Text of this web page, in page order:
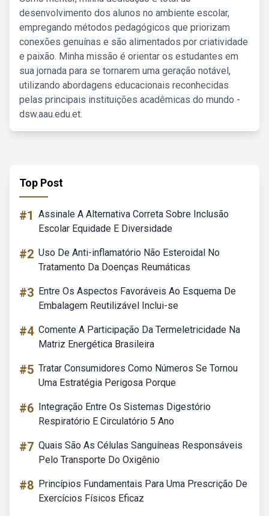
desenvolvimento dos alunos no ambiente escolar,
empregando métodos pedagógicos que priorizam
conexões genuínas e são alimentados por criatividade
e paixão. Minha missão é orientar os estudantes em
sua jornada para se tornarem uma geração notável,
utilizando abordagens educacionais reconhecidas
pelas principais instituições acadêmicas do mundo -
dsw.aau.edu.et.
Top Post
#1 Assinale A Alternativa Correta Sobre Inclusão
Escolar Equidade E Diversidade
#2 Uso De Anti-inflamatório Não Esteroidal No
Tratamento Da Doenças Reumáticas
#3 Entre Os Aspectos Favoráveis Ao Esquema De
Embalagem Reutilizável Inclui-se
#4 Comente A Participação Da Termeletricidade Na
Matriz Energética Brasileira
#5 Tratar Consumidores Como Números Se Tornou
Uma Estratégia Perigosa Porque
#6 Integração Entre Os Sistemas Digestório
Respiratório E Circulatório 5 Ano
#7 Quais São As Células Sanguíneas Responsáveis
Pelo Transporte Do Oxigênio
#8 Princípios Fundamentais Para Uma Prescrição De
Exercícios Físicos Eficaz